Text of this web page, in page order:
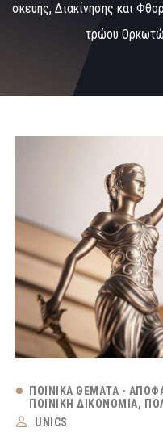
σκευής, Διακίνησης και
τρώου
ΠΟΙΝΙΚΆ ΘΈΜΑΤΑ -
ΠΟΙΝΙΚΉ ΔΙΚΟΝΟΜΊΑ
UNICS